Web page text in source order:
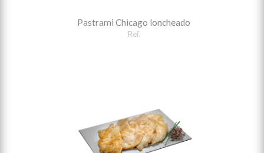
Pastrami Chicago loncheado
Ref.